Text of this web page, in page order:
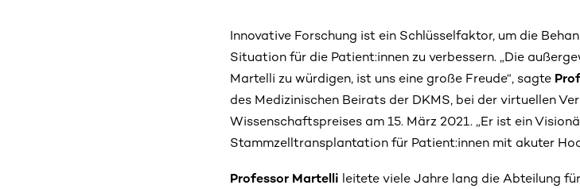
Innovative Forschung ist ein Schlüsselfaktor, um die
Situation für die Patient:innen zu verbessern. „Die
Martelli zu würdigen, ist uns eine große Freude“, sagte
des Medizinischen Beirats der DKMS, bei der virtuellen
Wissenschaftspreises am 15. März 2021. „Er ist ein
Stammzelltransplantation für Patient:innen mit akuter
Professor Martelli leitete viele Jahre lang die Abteilung